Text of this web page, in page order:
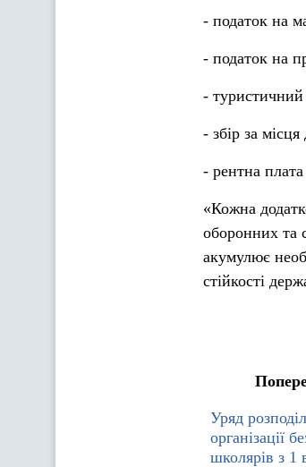
- податок на
- податок на
-
- збір за
- рентна
«Кожна
оборонних та
акумулює
стійкості
Уряд
організації
школярів з